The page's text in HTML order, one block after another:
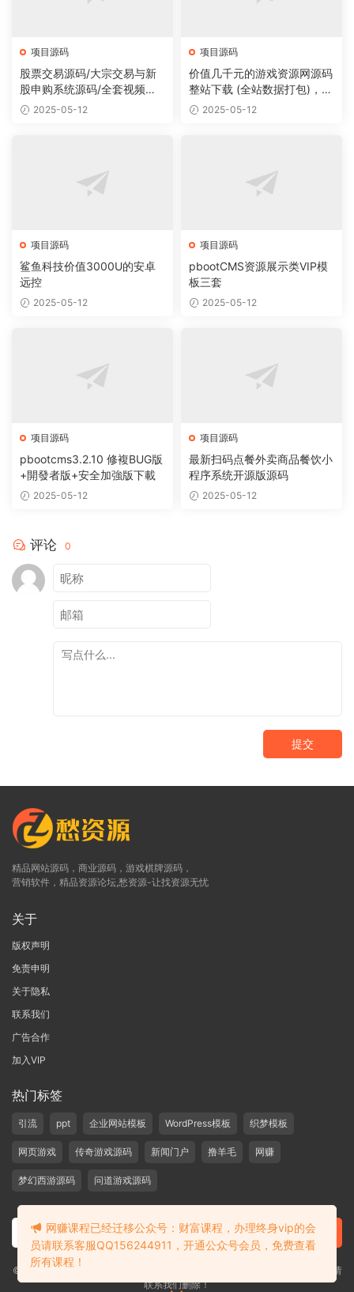
项目源码
股票交易源码/大宗交易与新
股申购系统源码/全套视频教
程 2025-05-12
项目源码
价值几千元的游戏资源网源码
整站下载 (全站数据打包)，数
据里面有200多个宝贝。
2025-05-12
项目源码
鲨鱼科技价值3000U的安卓
远控
2025-05-12
项目源码
pbootCMS资源展示类VIP模
板三套
2025-05-12
项目源码
pbootcms3.2.10 修複BUG版
+開發者版+安全加強版下載
2025-05-12
项目源码
最新扫码点餐外卖商品餐饮小
程序系统开源版源码
2025-05-12
评论 0
提交
精品网站源码，商业源码，游戏棋牌源码，
营销软件，精品资源论坛,愁资源-让找资源无忧
关于
版权声明
免责申明
关于隐私
联系我们
广告合作
加入VIP
热门标签
引流 ppt 企业网站模板 WordPress模板 织梦模板
网页游戏 传奇游戏源码 新闻门户 撸羊毛 网赚
梦幻西游源码 问道游戏源码
©2019-2020 愁资源 站内大部分资源收集于网络，若侵犯了您的合法权益，请
联系我们删除！
网赚课程已经迁移公众号：财富课程，办理终身vip的会
员请联系客服QQ156244911，开通公众号会员，免费查看
所有课程！